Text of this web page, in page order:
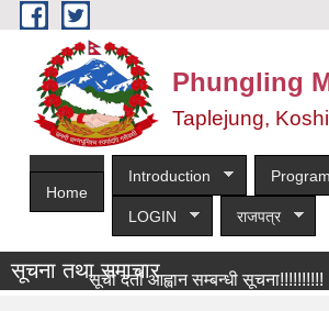
Skip to main content
Phungling
Taplejung,
Home
Introduction
LOGIN राजपत्र
सूचना तथा समाचार
सूची दर्ता आह्वान सम्बन्धी सूचना!!!!!!!!!!